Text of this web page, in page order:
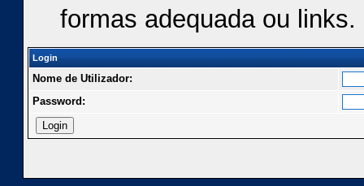
formas adequada ou links.
Login
Nome de Utilizador:
Password: